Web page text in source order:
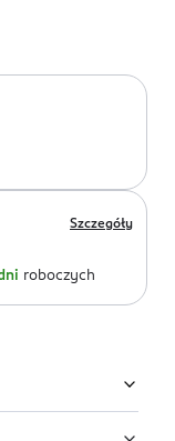
Szczegóły
roboczych